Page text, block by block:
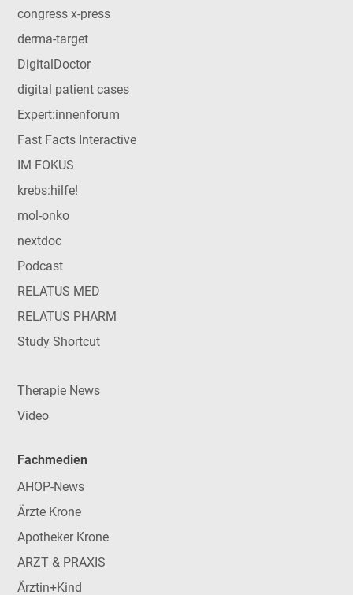
congress x-press
derma-target
DigitalDoctor
digital patient cases
Expert:innenforum
Fast Facts Interactive
IM FOKUS
krebs:hilfe!
mol-onko
nextdoc
Podcast
RELATUS MED
RELATUS PHARM
Study Shortcut
Therapie News
Video
Fachmedien
AHOP-News
Ärzte Krone
Apotheker Krone
ARZT & PRAXIS
Ärztin+Kind